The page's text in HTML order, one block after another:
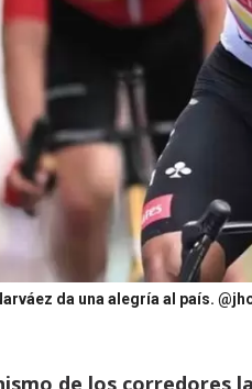
da una alegría al país.
de los corredores